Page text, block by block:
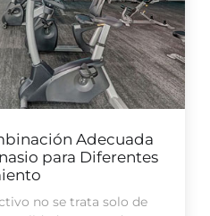
Adecuada
para Diferentes
no se trata solo de